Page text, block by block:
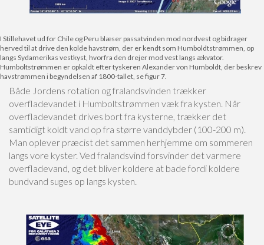
I Stillehavet ud for Chile og Peru blæser passatvinden mod nordvest og bidrager
herved til at drive den kolde havstrøm, der er kendt som Humboldtstrømmen, op
langs Sydamerikas vestkyst, hvorfra den drejer mod vest langs ækvator.
Humboltstrømmen er opkaldt efter tyskeren Alexander von Humboldt, der beskrev
havstrømmen i begyndelsen af 1800-tallet, se figur 7.
Både Jordens rotation og fralandsvinden trækker
overfladevandet i Humboltstrømmen væk fra kysten. Når
overfladevandet drives bort fra kysterne, trækker det
samtidigt koldt vand op fra større vanddybder (100-200 m).
Man oplever præcist det sammen herhjemme om sommeren
langs vore kyster. Ved fralandsvind forsvinder det varmere
overfladevand, og det bliver koldere at bade fordi koldere
bundvand suges op langs kysten.